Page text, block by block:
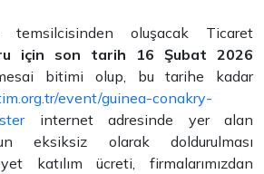
oluşacak Ticaret
için son tarih 16 Şubat 2026
bitimi olup, bu tarihe kadar
event/guinea-conakry-
internet adresinde yer alan
eksiksiz olarak doldurulması
katılım ücreti, firmalarımızdan